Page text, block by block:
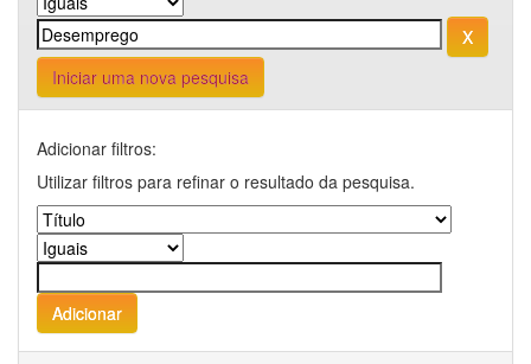
Iniciar uma nova pesquisa
Adicionar filtros:
Utilizar filtros para refinar o resultado da pesquisa.